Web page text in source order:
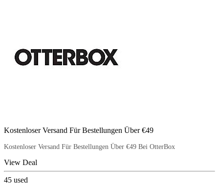
Kostenloser Versand Für Bestellungen Über €49
Kostenloser Versand Für Bestellungen Über €49 Bei OtterBox
View Deal
45 used